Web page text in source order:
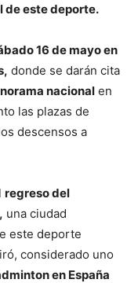
de este deporte.
16 de mayo en
, donde se darán cita
nacional en
las plazas de
descensos a
regreso del
una ciudad
este deporte
, considerado uno
en España